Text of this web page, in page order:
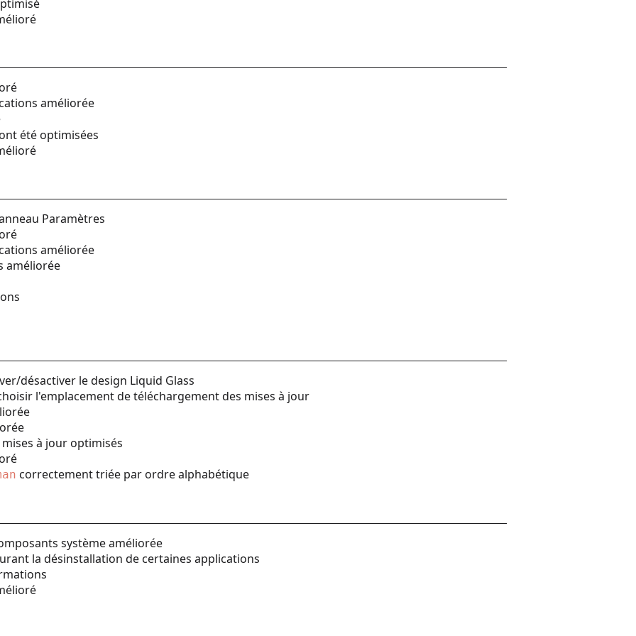
améliorée
été optimisées
Paramètres
améliorée
améliorée
désactiver le design Liquid Glass
l'emplacement de téléchargement des mises à jour
à jour optimisés
correctement triée par ordre alphabétique
système améliorée
la désinstallation de certaines applications